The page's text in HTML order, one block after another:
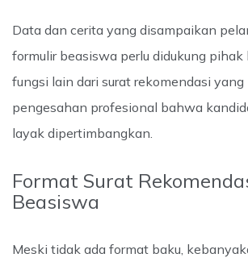
Data dan cerita yang disampaikan
formulir beasiswa perlu didukung pihak
fungsi lain dari surat rekomendasi yang
pengesahan profesional bahwa
layak dipertimbangkan.
Format Surat
Beasiswa
Meski tidak ada format baku,